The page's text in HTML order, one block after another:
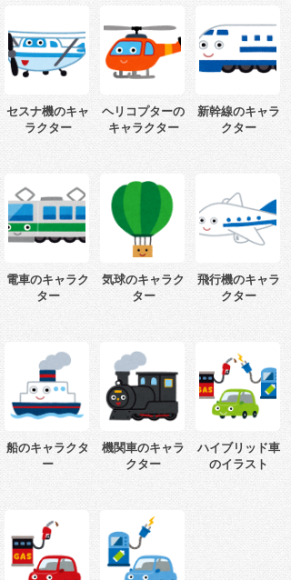
セスナ機のキャ
ラクター
ヘリコプターの
キャラクター
新幹線のキャラ
クター
電車のキャラク
ター
気球のキャラク
ター
飛行機のキャラ
クター
船のキャラクタ
ー
機関車のキャラ
クター
ハイブリッド車
のイラスト